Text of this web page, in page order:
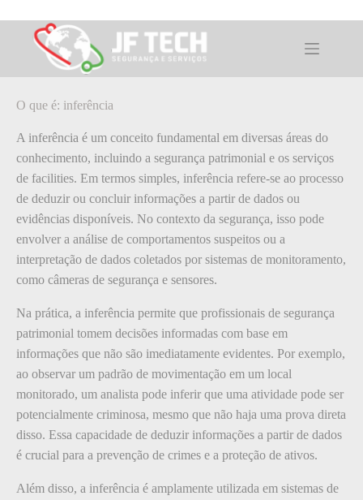
para
conteúdoO que é: inferência
O que é: inferência
A inferência é um conceito fundamental em diversas áreas do
conhecimento, incluindo a segurança patrimonial e os serviços
de facilities. Em termos simples, inferência refere-se ao processo
de deduzir ou concluir informações a partir de dados ou
evidências disponíveis. No contexto da segurança, isso pode
envolver a análise de comportamentos suspeitos ou a
interpretação de dados coletados por sistemas de monitoramento,
como câmeras de segurança e sensores.
Na prática, a inferência permite que profissionais de segurança
patrimonial tomem decisões informadas com base em
informações que não são imediatamente evidentes. Por exemplo,
ao observar um padrão de movimentação em um local
monitorado, um analista pode inferir que uma atividade pode ser
potencialmente criminosa, mesmo que não haja uma prova direta
disso. Essa capacidade de deduzir informações a partir de dados
é crucial para a prevenção de crimes e a proteção de ativos.
Além disso, a inferência é amplamente utilizada em sistemas de